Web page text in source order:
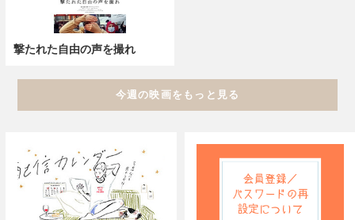
撃たれた自由の声を撮れ
今週の映画をもっと見る